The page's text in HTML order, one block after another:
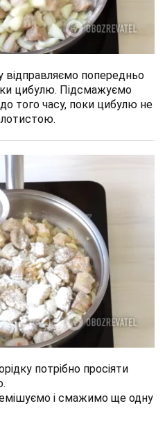
відправляємо попередньо
цибулю. Підсмажуємо
того часу, поки цибулю не
потрібно просіяти
і смажимо ще одну